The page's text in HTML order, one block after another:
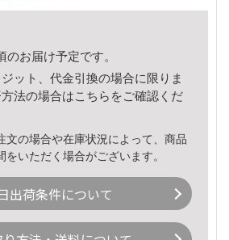
のお届け予定です。
ット、代金引換の場合に限りま
法の場合はこちら をご確認くだ
の場合や在庫状況によって、商品
をいただく場合がございます。
出荷条件について